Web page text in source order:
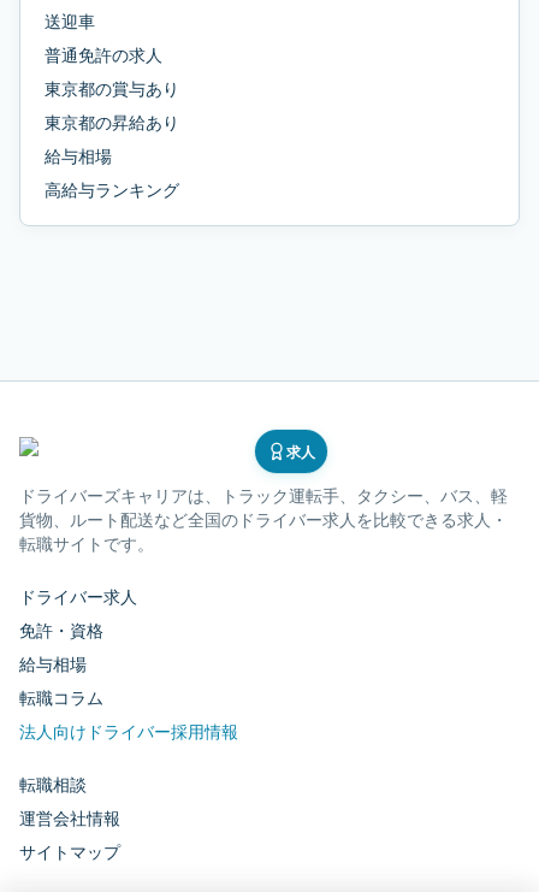
送迎車
普通免許の求人
東京都の賞与あり
東京都の昇給あり
給与相場
高給与ランキング
求人
ドライバーズキャリアは、トラック運転手、タクシー、バス、軽
貨物、ルート配送など全国のドライバー求人を比較できる求人・
転職サイトです。
ドライバー求人
免許・資格
給与相場
転職コラム
法人向けドライバー採用情報
転職相談
運営会社情報
サイトマップ